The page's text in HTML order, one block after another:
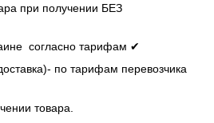
при получении БЕЗ
согласно тарифам ✔
по тарифам перевозчика
товара.